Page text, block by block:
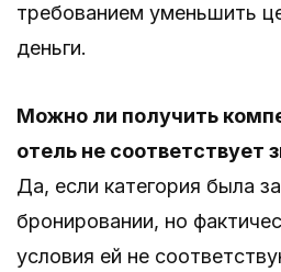
требованием уменьшить
деньги.
Можно ли получить
отель не соответствует
Да, если категория была
бронировании, но
условия ей не